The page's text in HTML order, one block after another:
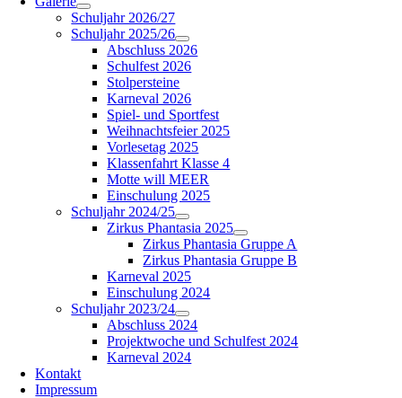
Schuljahr 2026/27
Schuljahr 2025/26
Abschluss 2026
Schulfest 2026
Stolpersteine
Karneval 2026
Spiel- und Sportfest
Weihnachtsfeier 2025
Vorlesetag 2025
Klassenfahrt Klasse 4
Motte will MEER
Einschulung 2025
Schuljahr 2024/25
Zirkus Phantasia 2025
Zirkus Phantasia Gruppe A
Zirkus Phantasia Gruppe B
Karneval 2025
Einschulung 2024
Schuljahr 2023/24
Abschluss 2024
Projektwoche und Schulfest 2024
Karneval 2024
Kontakt
Impressum